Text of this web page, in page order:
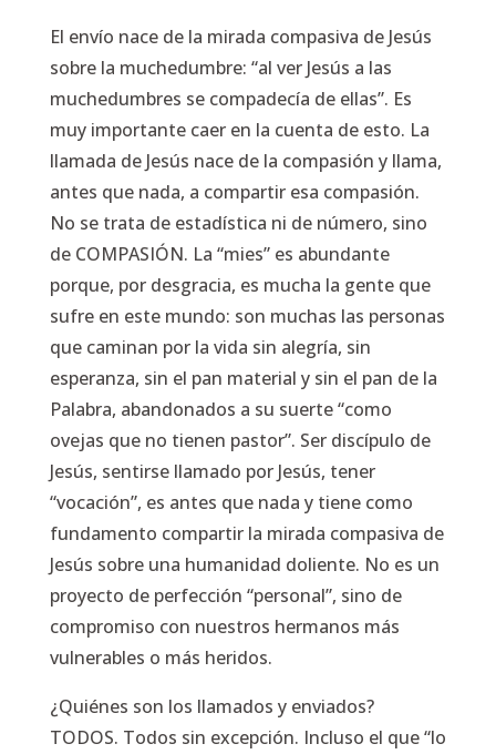
El envío nace de la mirada compasiva de Jesús
sobre la muchedumbre: “al ver Jesús a las
muchedumbres se compadecía de ellas”. Es
muy importante caer en la cuenta de esto. La
llamada de Jesús nace de la compasión y llama,
antes que nada, a compartir esa compasión.
No se trata de estadística ni de número, sino
de COMPASIÓN. La “mies” es abundante
porque, por desgracia, es mucha la gente que
sufre en este mundo: son muchas las personas
que caminan por la vida sin alegría, sin
esperanza, sin el pan material y sin el pan de la
Palabra, abandonados a su suerte“como
ovejas que no tienen pastor”. Ser discípulo de
Jesús, sentirse llamado por Jesús, tener
“vocación”, es antes que nada y tiene como
fundamento compartir la mirada compasiva de
Jesús sobre una humanidad doliente. No es un
proyecto de perfección “personal”, sino de
compromiso con nuestros hermanos más
vulnerables o más heridos.
¿Quiénes son los llamados y enviados?
TODOS. Todos sin excepción. Incluso el que“lo